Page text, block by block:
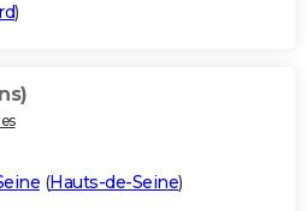
)
(Hauts-de-Seine)